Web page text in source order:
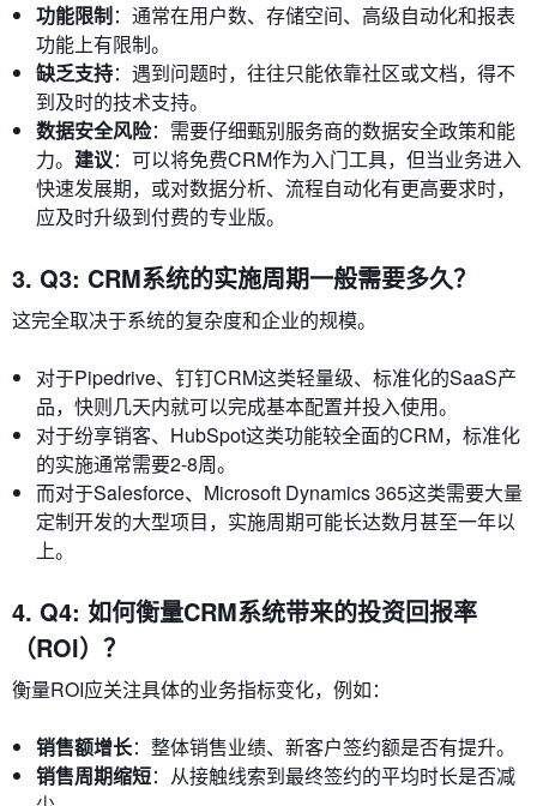
功能限制：通常在用户数、存储空间、高级自动化和报表
功能上有限制。
缺乏支持：遇到问题时，往往只能依靠社区或文档，得不
到及时的技术支持。
数据安全风险：需要仔细甄别服务商的数据安全政策和能
力。 建议：可以将免费CRM作为入门工具，但当业务进入
快速发展期，或对数据分析、流程自动化有更高要求时，
应及时升级到付费的专业版。
3. Q3: CRM系统的实施周期一般需要多久？
这完全取决于系统的复杂度和企业的规模。
对于Pipedrive、钉钉CRM这类轻量级、标准化的SaaS产
品，快则几天内就可以完成基本配置并投入使用。
对于纷享销客、HubSpot这类功能较全面的CRM，标准化
的实施通常需要2-8周。
而对于Salesforce、Microsoft Dynamics 365这类需要大量
定制开发的大型项目，实施周期可能长达数月甚至一年以
上。
4. Q4: 如何衡量CRM系统带来的投资回报率
（ROI）？
衡量ROI应关注具体的业务指标变化，例如：
销售额增长：整体销售业绩、新客户签约额是否有提升。
销售周期缩短：从接触线索到最终签约的平均时长是否减